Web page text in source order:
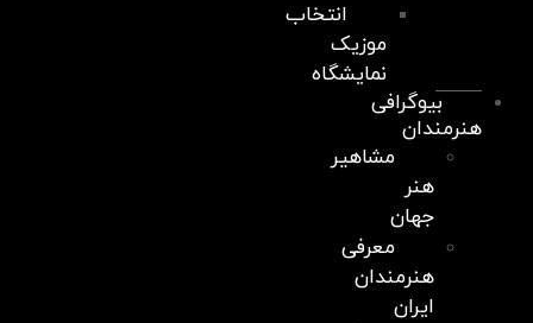
انتخاب
موزیک
نمایشگاه
بیوگرافی
هنرمندان
مشاهیر
هنر
جهان
معرفی
هنرمندان
ایران